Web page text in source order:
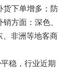
货下单增多；防
方面：深色、
非洲等地客商
稳，行业近期